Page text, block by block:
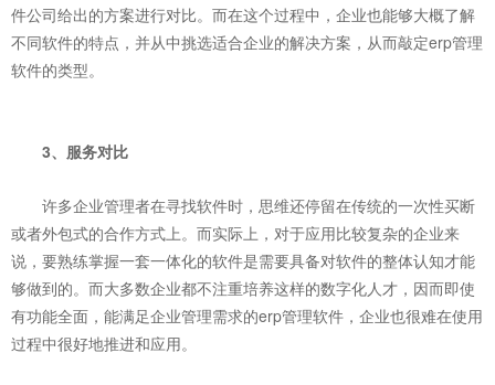
件公司给出的方案进行对比。而在这个过程中，企业也能够大概了解
不同软件的特点，并从中挑选适合企业的解决方案，从而敲定erp管理
软件的类型。
3、服务对比
许多企业管理者在寻找软件时，思维还停留在传统的一次性买断
或者外包式的合作方式上。而实际上，对于应用比较复杂的企业来
说，要熟练掌握一套一体化的软件是需要具备对软件的整体认知才能
够做到的。而大多数企业都不注重培养这样的数字化人才，因而即使
有功能全面，能满足企业管理需求的erp管理软件，企业也很难在使用
过程中很好地推进和应用。